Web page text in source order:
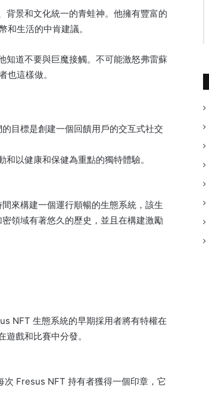
景和文化統一的青蛙神。 他擁有豐富的
生活的中肯建議。
道不要與巨魔接觸。 不可能激怒弗雷蘇
這樣做。
的目標是創建一個回饋用戶的交互式社交
和以健康和保健為重點的獨特體驗。
來構建一個運行順暢的生態系統，該生
領域有著悠久的歷史，並且在構建激勵
NFT 生態系統的早期採用者將有特權在
遊戲和比賽中分發。
次 Fresus NFT 持有者獲得一個印章，它